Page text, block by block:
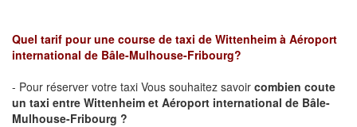
Quel tarif pour une course de taxi de Wittenheim à Aéroport
international de Bâle-Mulhouse-Fribourg?
- Pour réserver votre taxi Vous souhaitez savoir combien coute
un taxi entre Wittenheim et Aéroport international de Bâle-
Mulhouse-Fribourg ?